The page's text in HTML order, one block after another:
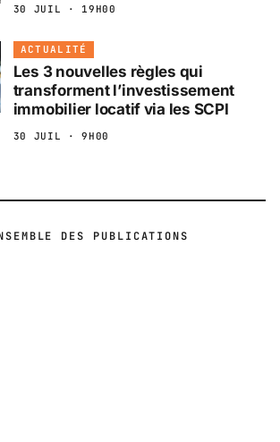
30 JUIL · 19H00
ACTUALITÉ
Les 3 nouvelles règles qui
transforment l’investissement
immobilier locatif via les SCPI
30 JUIL · 9H00
DES PUBLICATIONS